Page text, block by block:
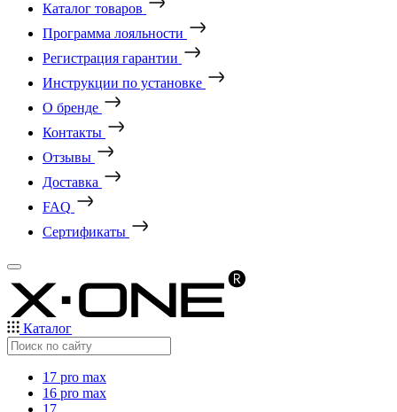
Каталог товаров
Программа лояльности
Регистрация гарантии
Инструкции по установке
О бренде
Контакты
Отзывы
Доставка
FAQ
Сертификаты
Каталог
17 pro max
16 pro max
17